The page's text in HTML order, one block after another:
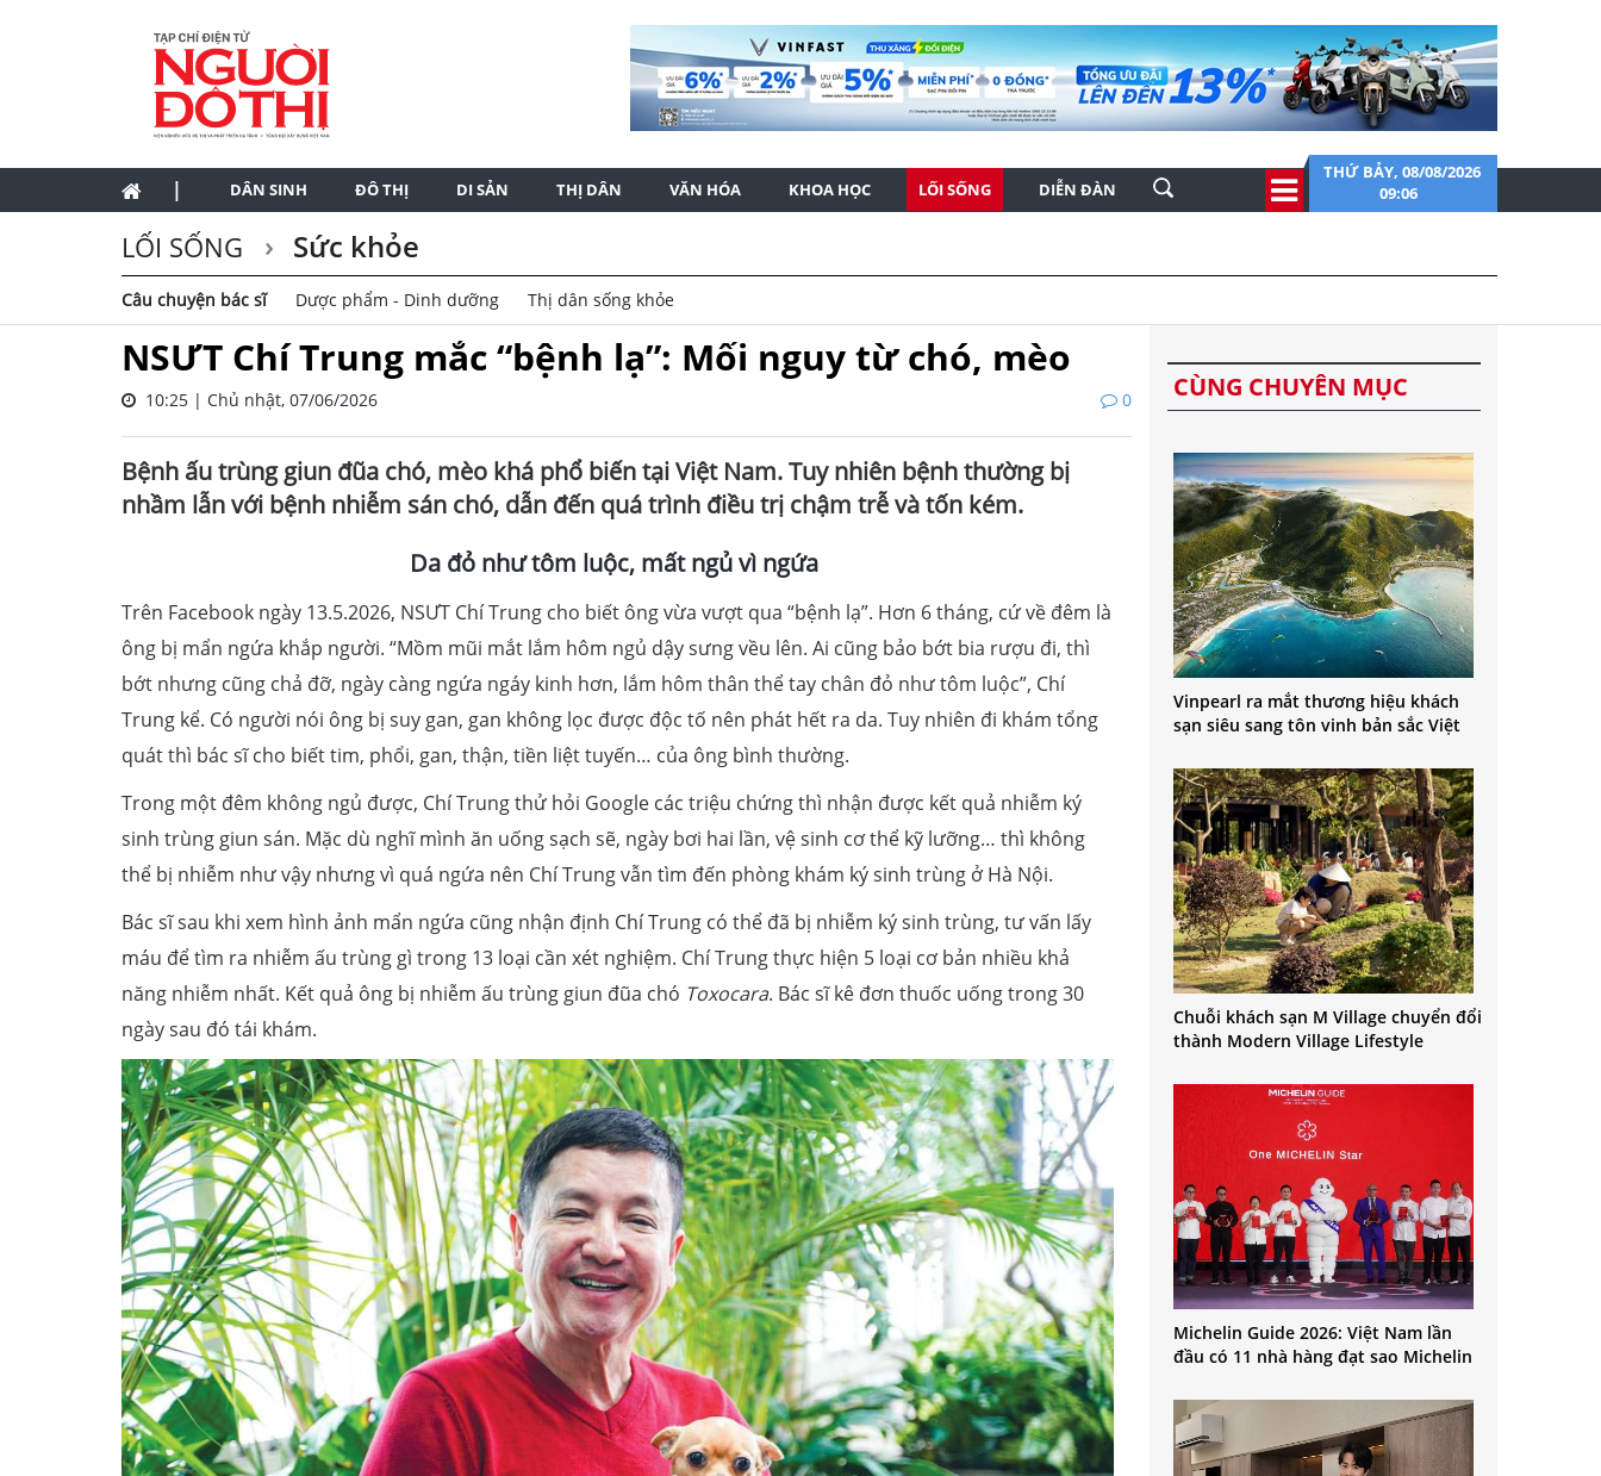
| DÂN SINH ĐÔ THỊ DI SẢN THỊ DÂN VĂN HÓA KHOA HỌC LỐI SỐNG DIỄN ĐÀN
THỨ BẢY, 08/08/2026
09:06
LỐI SỐNG Sức khỏe
Câu chuyện bác sĩ Dược phẩm - Dinh dưỡng Thị dân sống khỏe
NSƯT Chí Trung mắc “bệnh lạ”: Mối nguy từ chó, mèo
10:25 | Chủ nhật, 07/06/2026 0
Bệnh ấu trùng giun đũa chó, mèo khá phổ biến tại Việt Nam. Tuy nhiên bệnh thường bị
nhầm lẫn với bệnh nhiễm sán chó, dẫn đến quá trình điều trị chậm trễ và tốn kém.
Da đỏ như tôm luộc, mất ngủ vì ngứa
Trên Facebook ngày 13.5.2026, NSƯT Chí Trung cho biết ông vừa vượt qua “bệnh lạ”. Hơn 6 tháng, cứ về đêm là
ông bị mẩn ngứa khắp người. “Mồm mũi mắt lắm hôm ngủ dậy sưng vều lên. Ai cũng bảo bớt bia rượu đi, thì
bớt nhưng cũng chả đỡ, ngày càng ngứa ngáy kinh hơn, lắm hôm thân thể tay chân đỏ như tôm luộc”, Chí
Trung kể. Có người nói ông bị suy gan, gan không lọc được độc tố nên phát hết ra da. Tuy nhiên đi khám tổng
quát thì bác sĩ cho biết tim, phổi, gan, thận, tiền liệt tuyến… của ông bình thường.
Trong một đêm không ngủ được, Chí Trung thử hỏi Google các triệu chứng thì nhận được kết quả nhiễm ký
sinh trùng giun sán. Mặc dù nghĩ mình ăn uống sạch sẽ, ngày bơi hai lần, vệ sinh cơ thể kỹ lưỡng… thì không
thể bị nhiễm như vậy nhưng vì quá ngứa nên Chí Trung vẫn tìm đến phòng khám ký sinh trùng ở Hà Nội.
Bác sĩ sau khi xem hình ảnh mẩn ngứa cũng nhận định Chí Trung có thể đã bị nhiễm ký sinh trùng, tư vấn lấy
máu để tìm ra nhiễm ấu trùng gì trong 13 loại cần xét nghiệm. Chí Trung thực hiện 5 loại cơ bản nhiều khả
năng nhiễm nhất. Kết quả ông bị nhiễm ấu trùng giun đũa chó Toxocara. Bác sĩ kê đơn thuốc uống trong 30
ngày sau đó tái khám.
CÙNG CHUYÊN MỤC
Vinpearl ra mắt thương hiệu khách
sạn siêu sang tôn vinh bản sắc Việt
Chuỗi khách sạn M Village chuyển đổi
thành Modern Village Lifestyle
Michelin Guide 2026: Việt Nam lần
đầu có 11 nhà hàng đạt sao Michelin